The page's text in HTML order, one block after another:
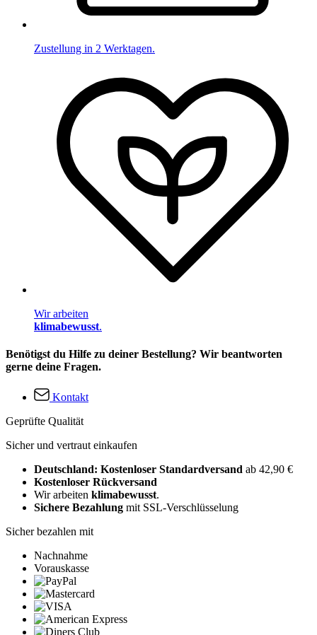
Zustellung in 2 Werktagen.
Wir arbeiten
klimabewusst.
Benötigst du Hilfe zu deiner Bestellung? Wir beantworten
gerne deine Fragen.
Kontakt
Geprüfte Qualität
Sicher und vertraut einkaufen
Deutschland: Kostenloser Standardversand ab 42,90 €
Kostenloser Rückversand
Wir arbeiten klimabewusst.
Sichere Bezahlung mit SSL-Verschlüsselung
Sicher bezahlen mit
Nachnahme
Vorauskasse